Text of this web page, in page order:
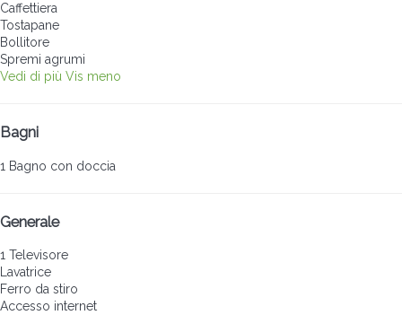
Caffettiera
Tostapane
Bollitore
Spremi agrumi
Vedi di più Vis meno
Bagni
1 Bagno con doccia
Generale
1 Televisore
Lavatrice
Ferro da stiro
Accesso internet